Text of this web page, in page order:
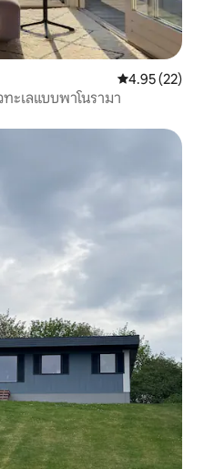
คะแนนเฉลี่ย
4.95 (22)
ะเลแบบพาโนรามา